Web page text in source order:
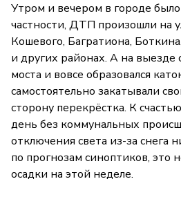
Утром и вечером в городе
частности, ДТП произошли на
Кошевого, Багратиона,
и других районах. А на выезде
моста и вовсе образовался
самостоятельно закатывали
сторону перекрёстка. К
день без коммунальных
отключения света из-за снега
по прогнозам синоптиков, это
осадки на этой неделе.